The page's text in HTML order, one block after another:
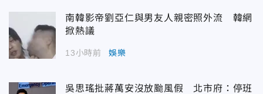
南韓影帝劉亞仁與男友人親密照外流 韓網
掀熱議
13小時前 娛樂
吳思瑤批蔣萬安沒放颱風假 北市府：停班